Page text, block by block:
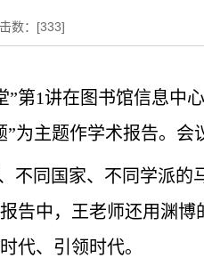
数：[333]
”第1讲在图书馆信息中
为主题作学术报告。会
不同国家、不同学派的
告中，王老师还用渊博
代、引领时代。